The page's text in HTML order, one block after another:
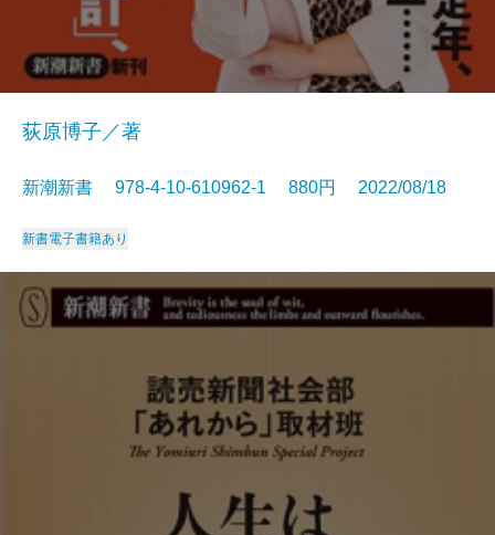
荻原博子／著
新潮新書 978-4-10-610962-1 880円 2022/08/18
新書電子書籍あり